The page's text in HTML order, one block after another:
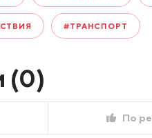
#ТРАНСПОРТ
(0)
По